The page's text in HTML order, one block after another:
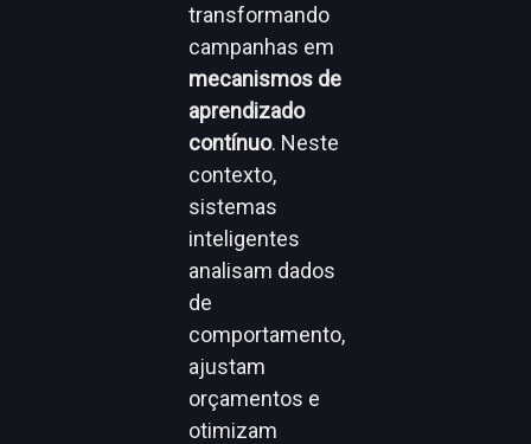
transformando
campanhas em
mecanismos de
aprendizado
contínuo. Neste
contexto,
sistemas
inteligentes
analisam dados
de
comportamento,
ajustam
orçamentos e
otimizam